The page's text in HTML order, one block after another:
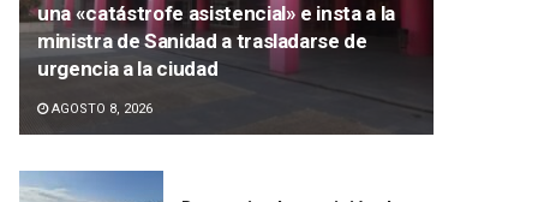
una «catástrofe asistencial» e insta a la
ministra de Sanidad a trasladarse de
urgencia a la ciudad
AGOSTO 8, 2026